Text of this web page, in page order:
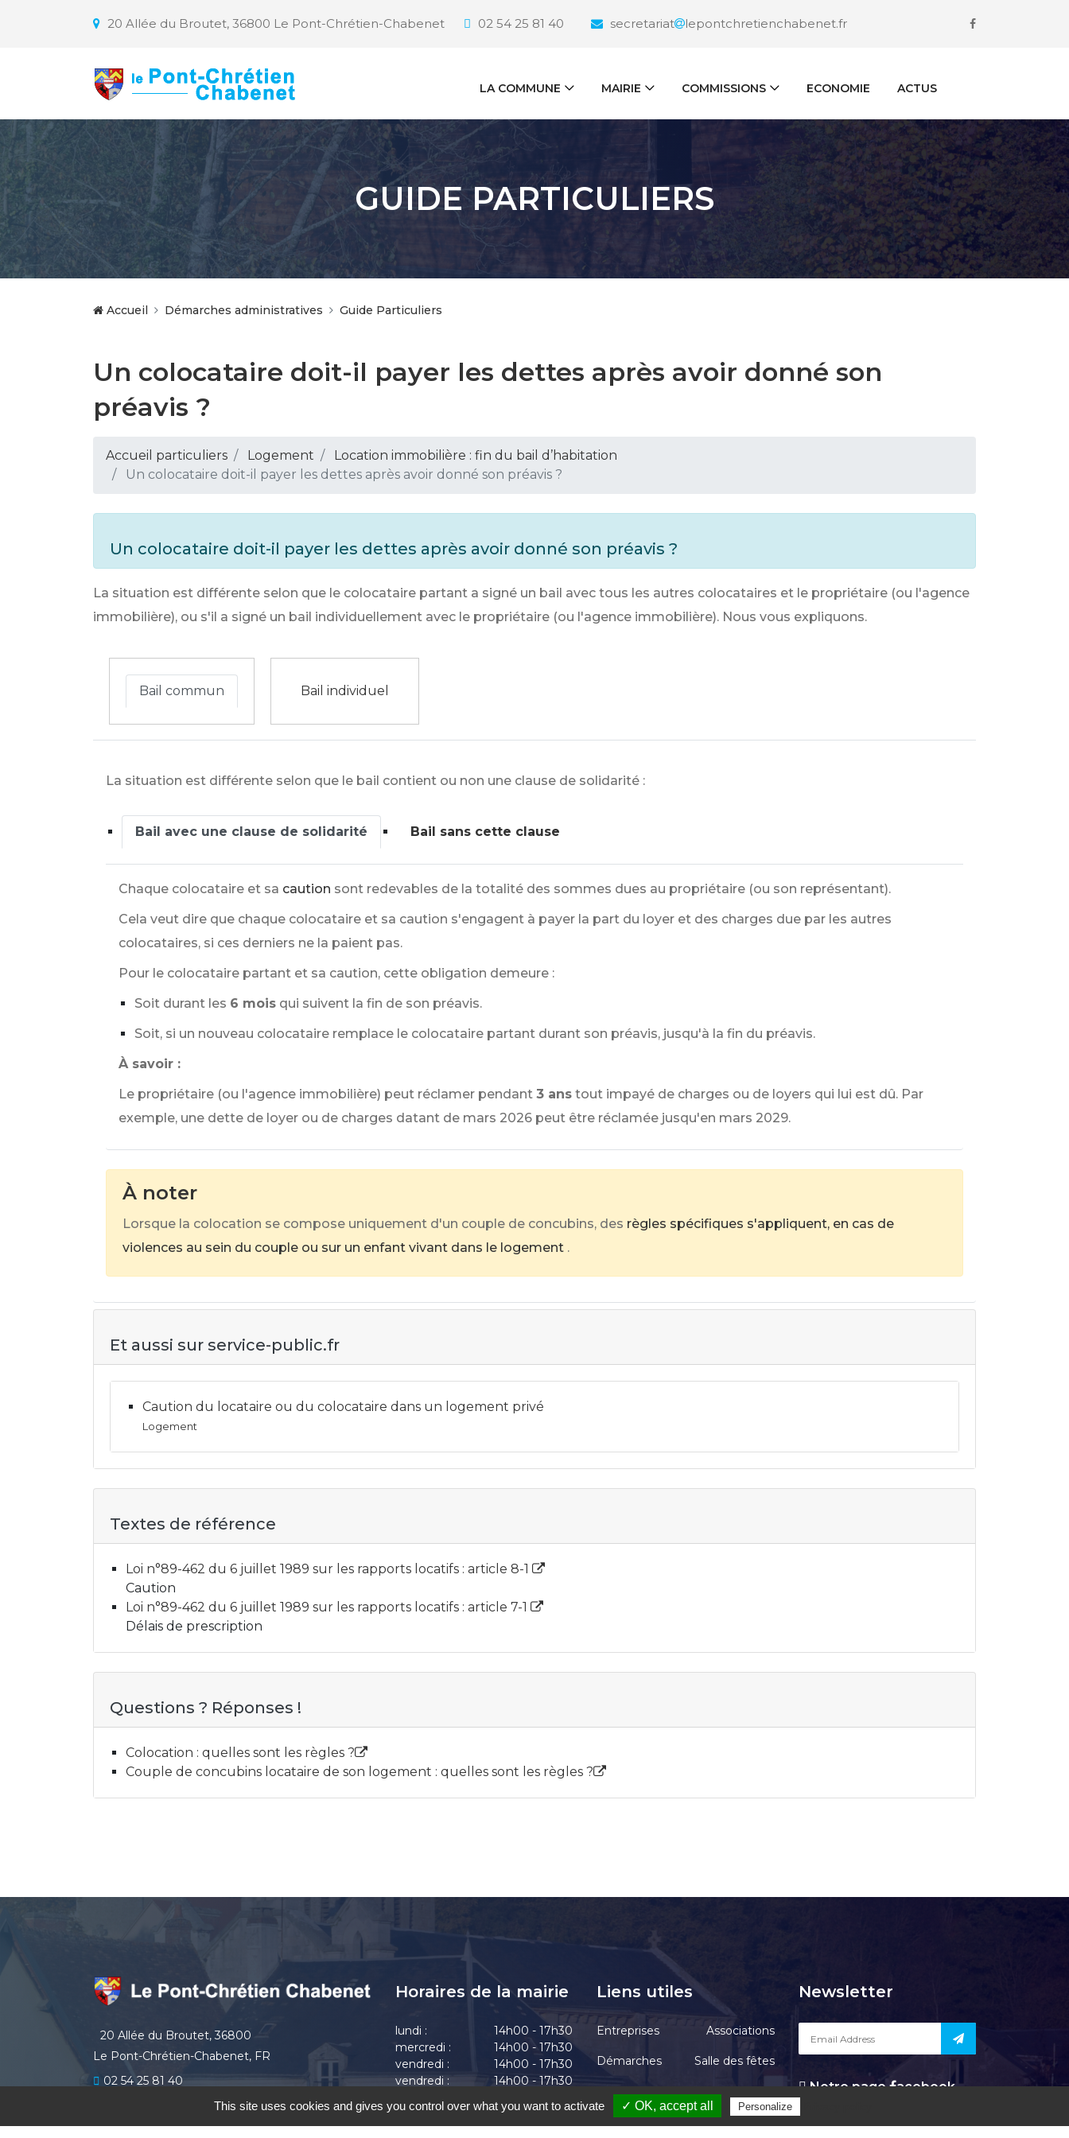
20 Allée du Broutet, 36800 Le Pont-Chrétien-Chabenet 02 54 25 81 40 secretariat lepontchretienchabenet.fr
LA COMMUNE MAIRIE COMMISSIONS ECONOMIE ACTUS
GUIDE PARTICULIERS
Accueil Démarches administratives Guide Particuliers
Un colocataire doit-il payer les dettes après avoir donné son
préavis ?
Accueil particuliers Logement
Location immobilière : fin du bail d’habitation
Un colocataire doit-il payer les dettes après avoir donné son préavis ?
Un colocataire doit-il payer les dettes après avoir donné son préavis ?
La situation est différente selon que le colocataire partant a signé un bail avec tous les autres colocataires et le propriétaire (ou l'agence
immobilière), ou s'il a signé un bail individuellement avec le propriétaire (ou l'agence immobilière). Nous vous expliquons.
Bail commun Bail individuel
La situation est différente selon que le bail contient ou non une clause de solidarité :
Bail avec une clause de solidarité Bail sans cette clause
Chaque colocataire et sa caution sont redevables de la totalité des sommes dues au propriétaire (ou son représentant).
Cela veut dire que chaque colocataire et sa caution s'engagent à payer la part du loyer et des charges due par les autres
colocataires, si ces derniers ne la paient pas.
Pour le colocataire partant et sa caution, cette obligation demeure :
Soit durant les 6 mois qui suivent la fin de son préavis.
Soit, si un nouveau colocataire remplace le colocataire partant durant son préavis, jusqu'à la fin du préavis.
À savoir :
Le propriétaire (ou l'agence immobilière) peut réclamer pendant 3 ans tout impayé de charges ou de loyers qui lui est dû. Par
exemple, une dette de loyer ou de charges datant de mars 2026 peut être réclamée jusqu'en mars 2029.
À noter
Lorsque la colocation se compose uniquement d'un couple de concubins, des règles spécifiques s'appliquent, en cas de
violences au sein du couple ou sur un enfant vivant dans le logement .
Et aussi sur service-public.fr
Caution du locataire ou du colocataire dans un logement privé
Logement
Textes de référence
Loi n°89-462 du 6 juillet 1989 sur les rapports locatifs : article 8-1
Caution
Loi n°89-462 du 6 juillet 1989 sur les rapports locatifs : article 7-1
Délais de prescription
Questions ? Réponses !
Colocation : quelles sont les règles ?
Couple de concubins locataire de son logement : quelles sont les règles ?
20 Allée du Broutet, 36800
Le Pont-Chrétien-Chabenet, FR
02 54 25 81 40
lepontchretienchabenet.fr
Horaires de la mairie
lundi :
14h00 - 17h30
mercredi :
14h00 - 17h30
vendredi :
14h00 - 17h30
vendredi :
14h00 - 17h30
Liens utiles
Entreprises Associations
Démarches Salle des fêtes
Actualités Contact
Newsletter
Notre page acebook
This site uses cookies and gives you control over what you want to activate ✓ OK, accept all Personalize